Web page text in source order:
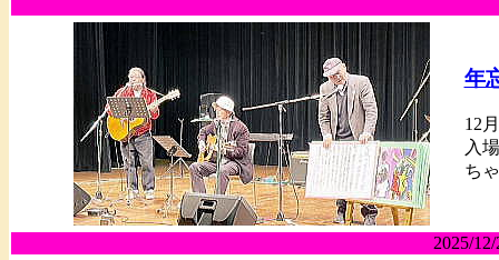
年
12
入
ち
2025/12/